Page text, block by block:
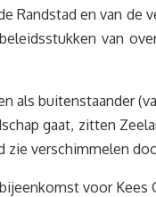
Randstad en van de
van
als buitenstaander
gaat, zitten
verschimmelen
voor